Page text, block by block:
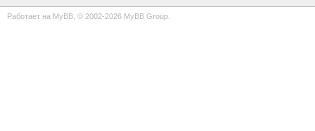
Работает на MyBB , © 2002-2026 MyBB Group